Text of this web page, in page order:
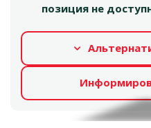
позиция не